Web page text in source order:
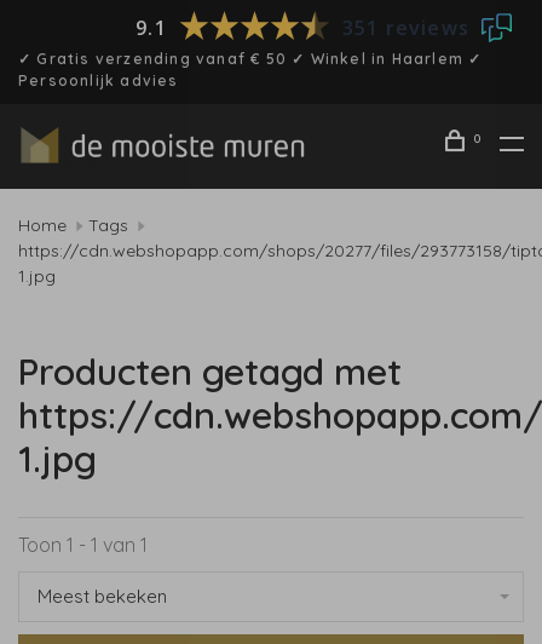
9.1 351 reviews
✓ Gratis verzending vanaf € 50 ✓ Winkel in Haarlem ✓
Persoonlijk advies
0
Home
Tags
https://cdn.webshopapp.com/shops/20277/files/293773158/
1.jpg
Producten getagd met
https://
1.jpg
Toon 1 - 1 van 1
Meest bekeken